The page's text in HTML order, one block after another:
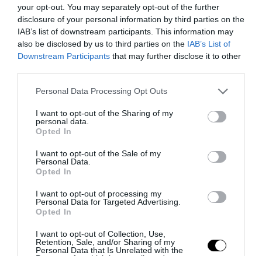
your opt-out. You may separately opt-out of the further
disclosure of your personal information by third parties on the
IAB’s list of downstream participants. This information may
also be disclosed by us to third parties on the IAB’s List of
Downstream Participants that may further disclose it to other
Please note that this website/app uses one or more Google
not limited to your visit or usage behaviour. You may click to
grant or deny consent to Google and its third-party tags to
use your data for below specified purposes in below Google
consent section.
Personal Data Processing Opt Outs
I want to opt-out of the Sharing of my
personal data.
Opted In
I want to opt-out of the Sale of my
Personal Data.
Opted In
I want to opt-out of processing my
Personal Data for Targeted Advertising.
Opted In
I want to opt-out of Collection, Use,
Retention, Sale, and/or Sharing of my
Personal Data that Is Unrelated with the
PRONEWS.GR /ΦΥΣΗ
Εντυπωσιακό: Έτσι διαχέεται το
οξυγόνο από τα φυτά στην
ατμόσφαιρα (βίντεο)
30.04.2025 | 22:09